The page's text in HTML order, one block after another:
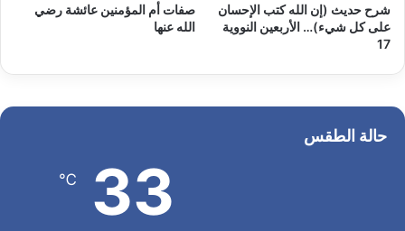
شرح حديث (إن الله كتب الإحسان
على كل شيء)… الأربعين النووية
17
صفات أم المؤمنين عائشة رضي
الله عنها
حالة الطقس
33
℃